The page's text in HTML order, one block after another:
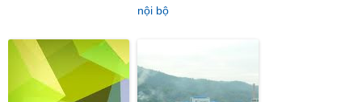
nội bộ